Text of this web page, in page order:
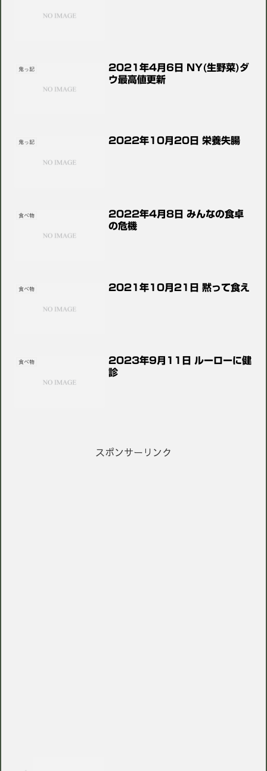
鬼っ記
2021年4月6日 NY(生野菜)ダ
ウ最高値更新
鬼っ記 2022年10月20日 栄養失腸
食べ物
2022年4月8日 みんなの食卓
の危機
食べ物 2021年10月21日 黙って食え
食べ物
2023年9月11日 ルーローに健
診
スポンサーリンク